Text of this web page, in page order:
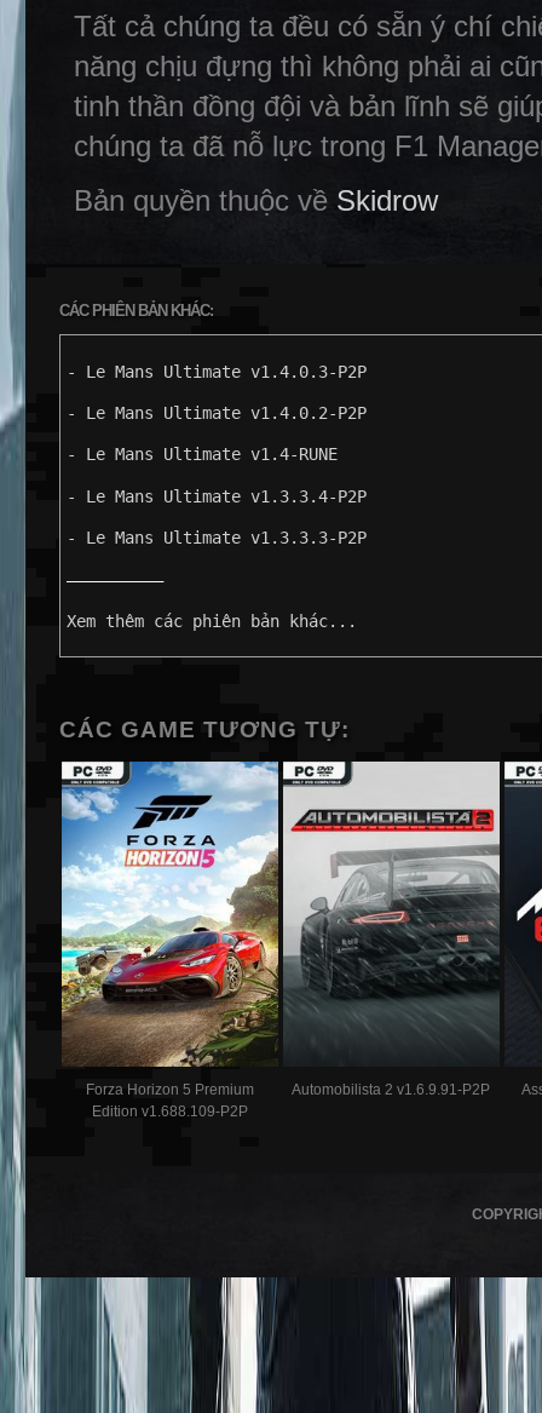
Tất cả chúng ta đều có sẵn ý chí
năng chịu đựng thì không phải ai
tinh thần đồng đội và bản lĩnh sẽ
chúng ta đã nỗ lực trong F1
Bản quyền thuộc về Skidrow
CÁC PHIÊN BẢN KHÁC:
- Le Mans Ultimate v1.4.0.3-P2P
- Le Mans Ultimate v1.4.0.2-P2P
- Le Mans Ultimate v1.4-RUNE
- Le Mans Ultimate v1.3.3.4-P2P
- Le Mans Ultimate v1.3.3.3-P2P
——————————
Xem thêm các phiên bản khác...
CÁC GAME TƯƠNG TỰ:
Forza Horizon 5 Premium
Edition v1.688.109-P2P
Automobilista 2 v1.6.9.91-P2P